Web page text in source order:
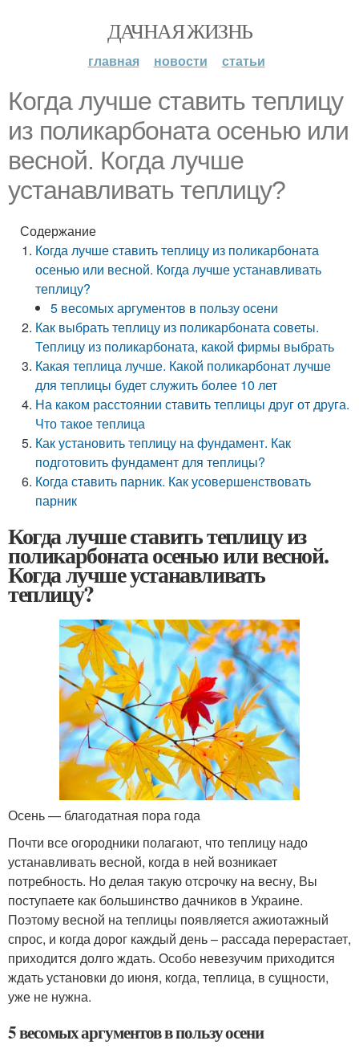
ДАЧНАЯ ЖИЗНЬ
главная новости статьи
Когда лучше ставить теплицу
из поликарбоната осенью или
весной. Когда лучше
устанавливать теплицу?
Содержание
Когда лучше ставить теплицу из поликарбоната
осенью или весной. Когда лучше устанавливать
теплицу?
5 весомых аргументов в пользу осени
Как выбрать теплицу из поликарбоната советы.
Теплицу из поликарбоната, какой фирмы выбрать
Какая теплица лучше. Какой поликарбонат лучше
для теплицы будет служить более 10 лет
На каком расстоянии ставить теплицы друг от друга.
Что такое теплица
Как установить теплицу на фундамент. Как
подготовить фундамент для теплицы?
Когда ставить парник. Как усовершенствовать
парник
Когда лучше ставить теплицу из
поликарбоната осенью или весной.
Когда лучше устанавливать
теплицу?
Осень — благодатная пора года
Почти все огородники полагают, что теплицу надо
устанавливать весной, когда в ней возникает
потребность. Но делая такую отсрочку на весну, Вы
поступаете как большинство дачников в Украине.
Поэтому весной на теплицы появляется ажиотажный
спрос, и когда дорог каждый день – рассада перерастает,
приходится долго ждать. Особо невезучим приходится
ждать установки до июня, когда, теплица, в сущности,
уже не нужна.
5 весомых аргументов в пользу осени